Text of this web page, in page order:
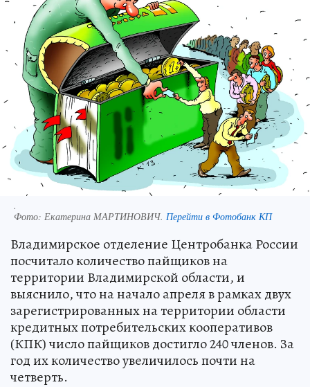
.
Фото: Екатерина МАРТИНОВИЧ. Перейти в Фотобанк КП
Владимирское отделение Центробанка России
посчитало количество пайщиков на
территории Владимирской области, и
выяснило, что на начало апреля в рамках двух
зарегистрированных на территории области
кредитных потребительских кооперативов
(КПК) число пайщиков достигло 240 членов. За
год их количество увеличилось почти на
четверть.